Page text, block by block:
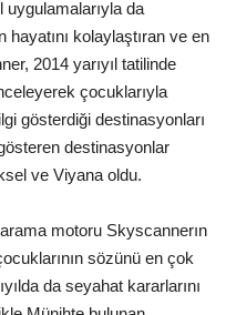
da
kolaylaştıran ve en
2014 yarıyıl tatilinde
çocuklarıyla
gösterdiği destinasyonları
destinasyonlar
ve Viyana oldu.
motoru Skyscannerın
sözünü en çok
da seyahat kararlarını